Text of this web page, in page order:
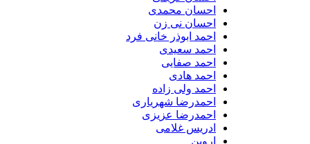
احسان محمدی
احسان نی زن
احمد ابوذر خانی فرد
احمد سعیدی
احمد صفایی
احمد هادی
احمد ولی زاده
احمدرضا شهریاری
احمدرضا عزیزی
ادریس غلامی